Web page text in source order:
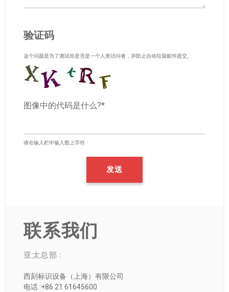
验证码
这个问题是为了测试你是否是一个人类访问者，并防止自动垃圾邮件提交。
图像中的代码是什么?*
请在输入栏中输入图上字符
联系我们
亚太总部 :
西刻标识设备（上海）有限公司
电话 :+86 21 61645600